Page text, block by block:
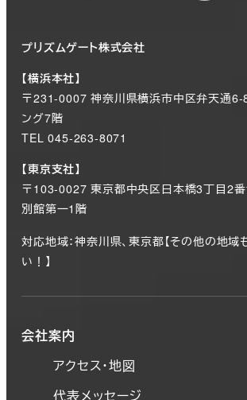
プリズムゲート株式会社
【横浜本社】
〒231-0007 神奈川県横浜市中区弁天通6-
ング7階
TEL 045-263-8071
【東京支社】
〒103-0027 東京都中央区日本橋3丁目2
別館第一1階
対応地域：神奈川県、東京都【その他の地域
い！】
会社案内
アクセス・地図
代表メッセージ